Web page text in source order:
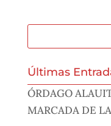
Últimas
ÓRDAGO
MARCADA DE